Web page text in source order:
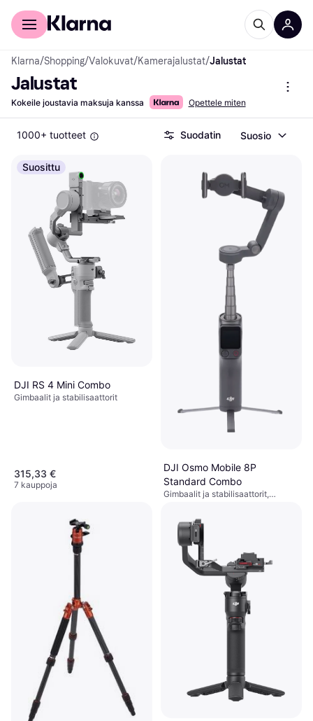
Kuluttajille
Klarna/Shopping/Valokuvat/Kamerajalustat/Jalustat
Jalustat
Kokeile joustavia maksuja kanssa Opettele miten
1000+ tuotteet Suodatin Suosio
Suosittu
DJI RS 4 Mini Combo
Gimbaalit ja stabilisaattorit
315,33 €
7 kauppoja
DJI Osmo Mobile 8P
Standard Combo
Gimbaalit ja stabilisaattorit,